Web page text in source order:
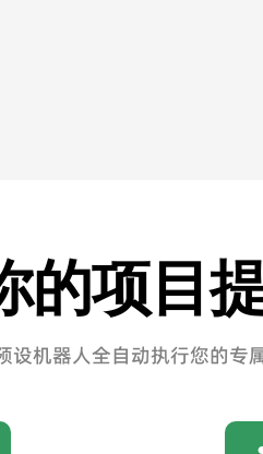
的项目
设机器人全自动执行您的专